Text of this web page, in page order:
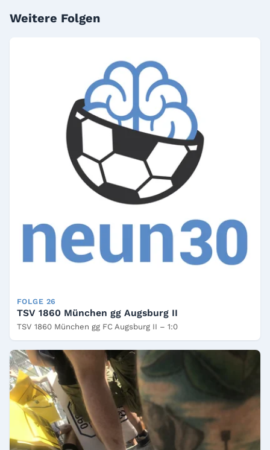
Weitere Folgen
FOLGE 26
TSV 1860 München gg Augsburg II
TSV 1860 München gg FC Augsburg II – 1:0